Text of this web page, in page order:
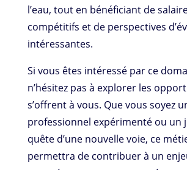
l’eau, tout en bénéficiant de
compétitifs et de perspectives
intéressantes.
Si vous êtes intéressé par ce
n’hésitez pas à explorer les
s’offrent à vous. Que vous soyez
professionnel expérimenté ou un
quête d’une nouvelle voie, ce
permettra de contribuer à un